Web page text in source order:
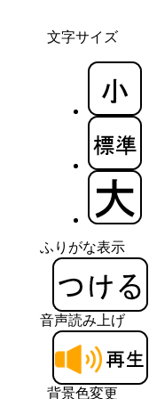
文字サイズ
ふりがな表示
音声読み上げ
背景色変更